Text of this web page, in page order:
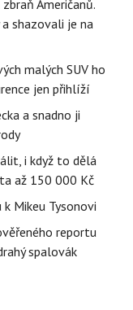
Američanů.
shazovali je na
malých SUV ho
jen přihlíží
a snadno ji
i když to dělá
až 150 000 Kč
Mikeu Tysonovi
reportu
spalovák